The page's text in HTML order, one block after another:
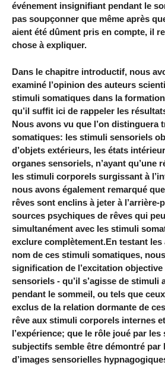
événement insignifiant pendant le
pas soupçonner que même après
aient été dûment pris en compte, il
chose à expliquer.
Dans le chapitre introductif, nous
examiné l’opinion des auteurs
stimuli somatiques dans la
qu’il suffit ici de rappeler les
Nous avons vu que l’on distinguera
somatiques: les stimuli sensoriels
d’objets extérieurs, les états
organes sensoriels, n’ayant qu’une
les stimuli corporels surgissant à
nous avons également remarqué
rêves sont enclins à jeter à l’arrière-
sources psychiques de rêves qui
simultanément avec les stimuli
exclure complètement.En testant
nom de ces stimuli somatiques,
signification de l’excitation objective
sensoriels - qu’il s’agisse de stimuli
pendant le sommeil, ou tels que
exclus de la relation dormante de
rêve aux stimuli corporels internes
l’expérience; que le rôle joué par
subjectifs semble être démontré par
d’images sensorielles